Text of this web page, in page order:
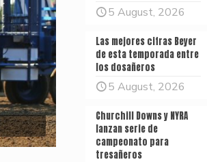
5 August, 2026
Las mejores cifras Beyer
de esta temporada entre
los dosañeros
5 August, 2026
Churchill Downs y NYRA
lanzan serie de
campeonato para
tresañeros